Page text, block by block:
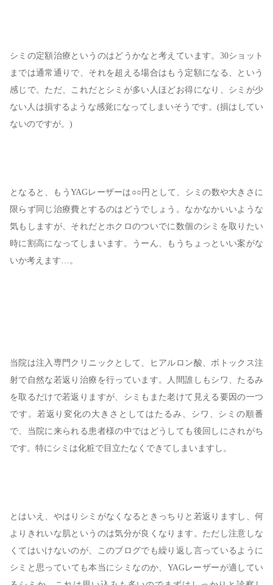
シミの定額治療というのはどうかなと考えています。30ショット
までは通常通りで、それを超える場合はもう定額になる、という
感じで。ただ、これだとシミが多い人ほどお得になり、シミが少
ない人は損するような感覚になってしまいそうです。(損はしてい
ないのですが。)
となると、もうYAGレーザーは○○円として、シミの数や大きさに
限らず同じ治療費とするのはどうでしょう。なかなかいいような
気もしますが、それだとホクロのついでに数個のシミを取りたい
時に割高になってしまいます。うーん、もうちょっといい案がな
いか考えます…。
当院は注入専門クリニックとして、ヒアルロン酸、ボトックス注
射で自然な若返り治療を行っています。人間誰しもシワ、たるみ
を取るだけで若返りますが、シミもまた老けて見える要因の一つ
です。若返り変化の大きさとしてはたるみ、シワ、シミの順番
で、当院に来られる患者様の中ではどうしても後回しにされがち
です。特にシミは化粧で目立たなくできてしまいますし。
とはいえ、やはりシミがなくなるときっちりと若返りますし、何
よりきれいな肌というのは気分が良くなります。ただし注意しな
くてはいけないのが、このブログでも繰り返し言っているように
シミと思っていても本当にシミなのか、YAGレーザーが適してい